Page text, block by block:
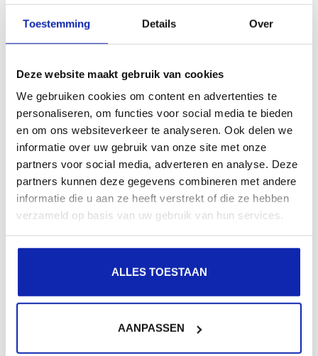
Toestemming Details Over
Deze website maakt gebruik van cookies
We gebruiken cookies om content en advertenties te
personaliseren, om functies voor social media te bieden
en om ons websiteverkeer te analyseren. Ook delen we
informatie over uw gebruik van onze site met onze
partners voor social media, adverteren en analyse. Deze
partners kunnen deze gegevens combineren met andere
informatie die u aan ze heeft verstrekt of die ze hebben
verzameld op basis van uw gebruik van hun services.
ALLES TOESTAAN
AANPASSEN
zoekresultaten in zoekmachines.
Registreer uw domeinnamen